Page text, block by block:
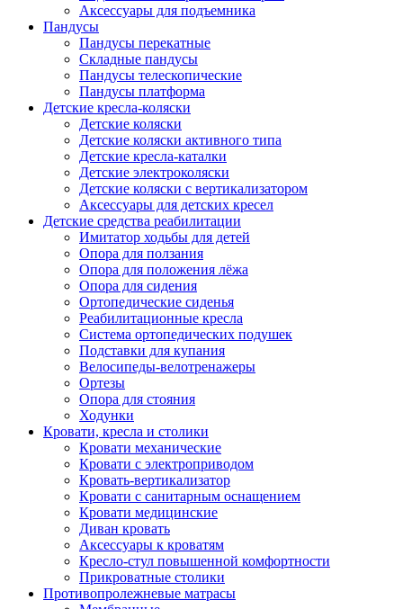
Аксессуары для подъемника
Пандусы
Пандусы перекатные
Складные пандусы
Пандусы телескопические
Пандусы платформа
Детские кресла-коляски
Детские коляски
Детские коляски активного типа
Детские кресла-каталки
Детские электроколяски
Детские коляски с вертикализатором
Аксессуары для детских кресел
Детские средства реабилитации
Имитатор ходьбы для детей
Опора для ползания
Опора для положения лёжа
Опора для сидения
Ортопедические сиденья
Реабилитационные кресла
Система ортопедических подушек
Подставки для купания
Велосипеды-велотренажеры
Ортезы
Опора для стояния
Ходунки
Кровати, кресла и столики
Кровати механические
Кровати с электроприводом
Кровать-вертикализатор
Кровати с санитарным оснащением
Кровати медицинские
Диван кровать
Аксессуары к кроватям
Кресло-стул повышенной комфортности
Прикроватные столики
Противопролежневые матрасы